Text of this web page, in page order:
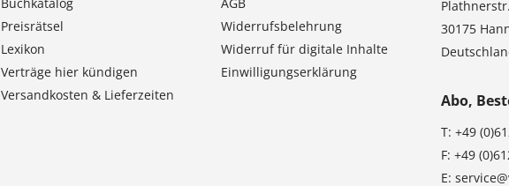
s
9
Buchkatalog
Preisrätsel
Lexikon
Verträge hier kündigen
Versandkosten & Lieferzeiten
AGB
Widerrufsbelehrung
Widerruf für digitale Inhalte
Einwilligungserklärung
30175
Abo,
T:+49
F:+49
E: